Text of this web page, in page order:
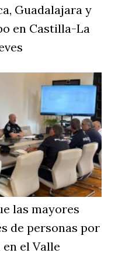
Guadalajara y
en Castilla-La
las mayores
de personas por
el Valle
Castilla-La